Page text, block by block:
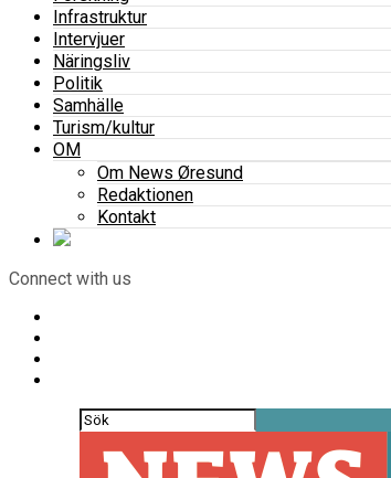
Infrastruktur
Intervjuer
Näringsliv
Politik
Samhälle
Turism/kultur
OM
Om News Øresund
Redaktionen
Kontakt
Connect with us